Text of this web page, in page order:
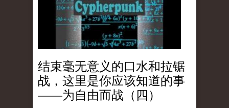
结束毫无意义的口水和拉锯
战，这里是你应该知道的事
——为自由而战（四）